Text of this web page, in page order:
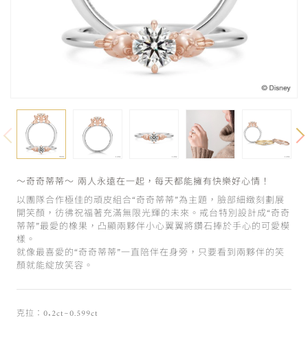
～奇奇蒂蒂～ 兩人永遠在一起，每天都能擁有快樂好心情！
以團隊合作極佳的頑皮組合“奇奇蒂蒂”為主題，臉部細緻刻劃展
開笑顏，彷彿祝福著充滿無限光輝的未來。戒台特別設計成“奇奇
蒂蒂”最愛的橡果，凸顯兩夥伴小心翼翼將鑽石捧於手心的可愛模
樣。
就像最喜愛的“奇奇蒂蒂”一直陪伴在身旁，只要看到兩夥伴的笑
顏就能綻放笑容。
克拉：0.2ct~0.599ct